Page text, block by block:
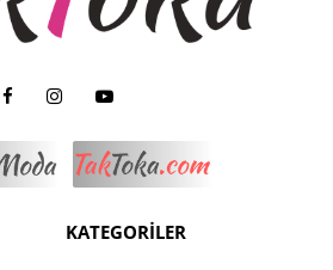
KATEGORİLER